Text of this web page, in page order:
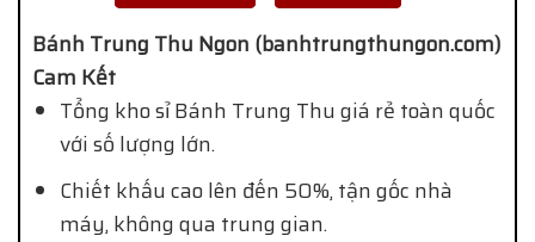
Bánh Trung Thu Ngon (banhtrungthungon.com)
Cam Kết
Tổng kho sỉ Bánh Trung Thu giá rẻ toàn quốc
với số lượng lớn.
Chiết khấu cao lên đến 50%, tận gốc nhà
máy, không qua trung gian.